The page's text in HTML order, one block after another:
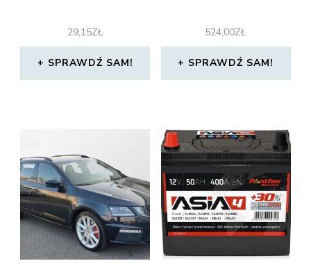
29,15ZŁ
SPRAWDŹ SAM!
524,00ZŁ
SPRAWDŹ SAM!